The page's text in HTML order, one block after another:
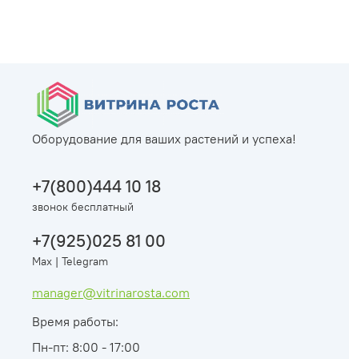
Оборудование для ваших растений и успеха!
+7(800)444 10 18
звонок бесплатный
+7(925)025 81 00
Max | Telegram
manager@vitrinarosta.com
Время работы:
Пн-пт: 8:00 - 17:00